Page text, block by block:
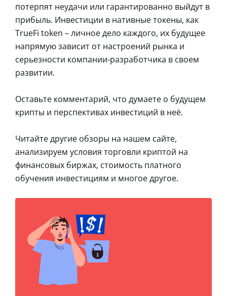
потерпят неудачи или гарантированно выйдут в
прибыль. Инвестиции в нативные токены, как
TrueFi token – личное дело каждого, их будущее
напрямую зависит от настроений рынка и
серьезности компании-разработчика в своем
развитии.
Оставьте комментарий, что думаете о будущем
крипты и перспективах инвестиций в неё.
Читайте другие обзоры на нашем сайте,
анализируем условия торговли криптой на
финансовых биржах, стоимость платного
обучения инвестициям и многое другое.